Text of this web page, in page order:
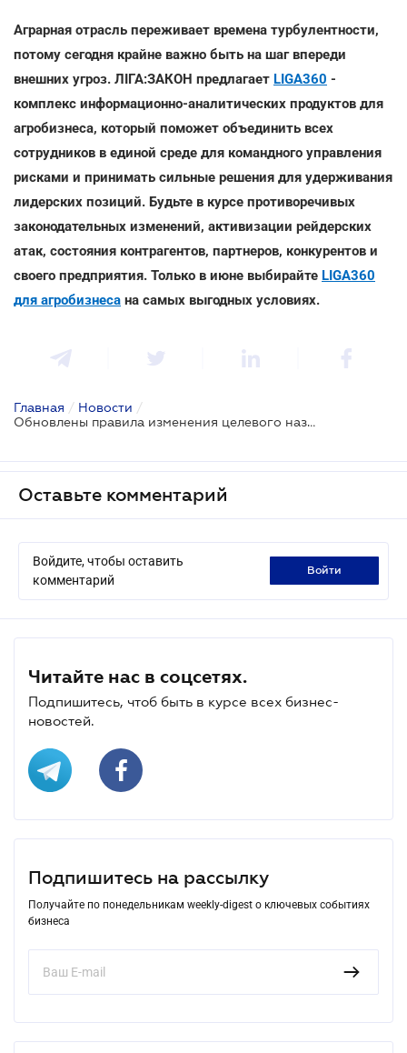
Аграрная отрасль переживает времена турбулентности,
потому сегодня крайне важно быть на шаг впереди
внешних угроз. ЛІГА:ЗАКОН предлагает LIGA360 -
комплекс информационно-аналитических продуктов для
агробизнеса, который поможет объединить всех
сотрудников в единой среде для командного управления
рисками и принимать сильные решения для удерживания
лидерских позиций. Будьте в курсе противоречивых
законодательных изменений, активизации рейдерских
атак, состояния контрагентов, партнеров, конкурентов и
своего предприятия. Только в июне выбирайте LIGA360
для агробизнеса на самых выгодных условиях.
Главная / Новости /
Обновлены правила изменения целевого назначение земли
Оставьте комментарий
Войдите, чтобы оставить
комментарий
войти
Читайте нас в соцсетях.
Подпишитесь, чтоб быть в курсе всех бизнес-
новостей.
Подпишитесь на рассылку
Получайте по понедельникам weekly-digest о ключевых событиях
бизнеса